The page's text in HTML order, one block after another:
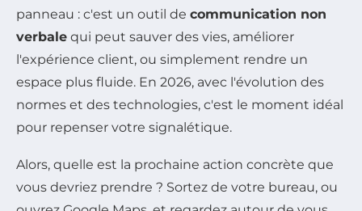
panneau : c'est un outil de communication non
verbale qui peut sauver des vies, améliorer
l'expérience client, ou simplement rendre un
espace plus fluide. En 2026, avec l'évolution des
normes et des technologies, c'est le moment idéal
pour repenser votre signalétique.
Alors, quelle est la prochaine action concrète que
vous devriez prendre ? Sortez de votre bureau, ou